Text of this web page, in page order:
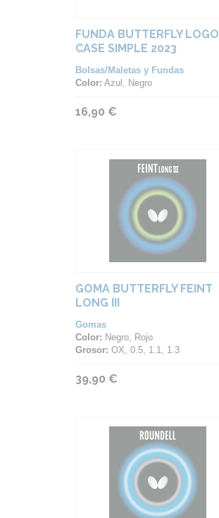
FUNDA BUTTERFLY LOGO
CASE SIMPLE 2023
Bolsas/Maletas y Fundas
Color: Azul, Negro
16,90 €
GOMA BUTTERFLY FEINT
LONG III
Gomas
Color: Negro, Rojo
Grosor: OX, 0.5, 1.1, 1.3
39,90 €